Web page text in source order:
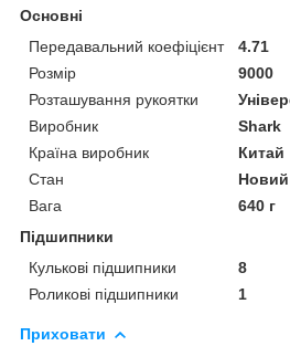
Основні
Передавальний коефіцієнт
4.71
Розмір
9000
Розташування рукоятки
Виробник
Shark
Країна виробник
Китай
Стан
Новий
Вага
640 г
Підшипники
Кулькові підшипники
8
Роликові підшипники
1
Приховати